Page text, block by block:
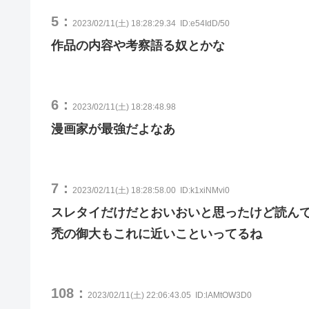
5： 2023/02/11(土) 18:28:29.34 ID:e54IdD/50
作品の内容や考察語る奴とかな
6： 2023/02/11(土) 18:28:48.98
漫画家が最強だよなあ
7： 2023/02/11(土) 18:28:58.00 ID:k1xiNMvi0
スレタイだけだとおいおいと思ったけど読ん
禿の御大もこれに近いこといってるね
108： 2023/02/11(土) 22:06:43.05 ID:lAMtOW3D0